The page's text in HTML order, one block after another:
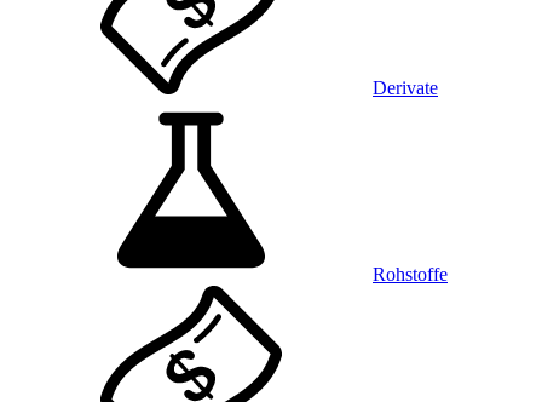
Derivate
Rohstoffe